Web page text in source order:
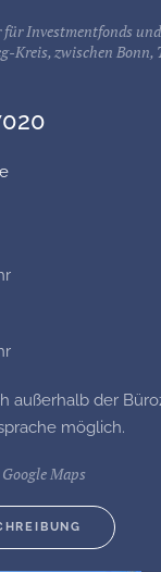
Investmentfonds
Kreis, zwischen Bonn,
außerhalb der
möglich.
Maps